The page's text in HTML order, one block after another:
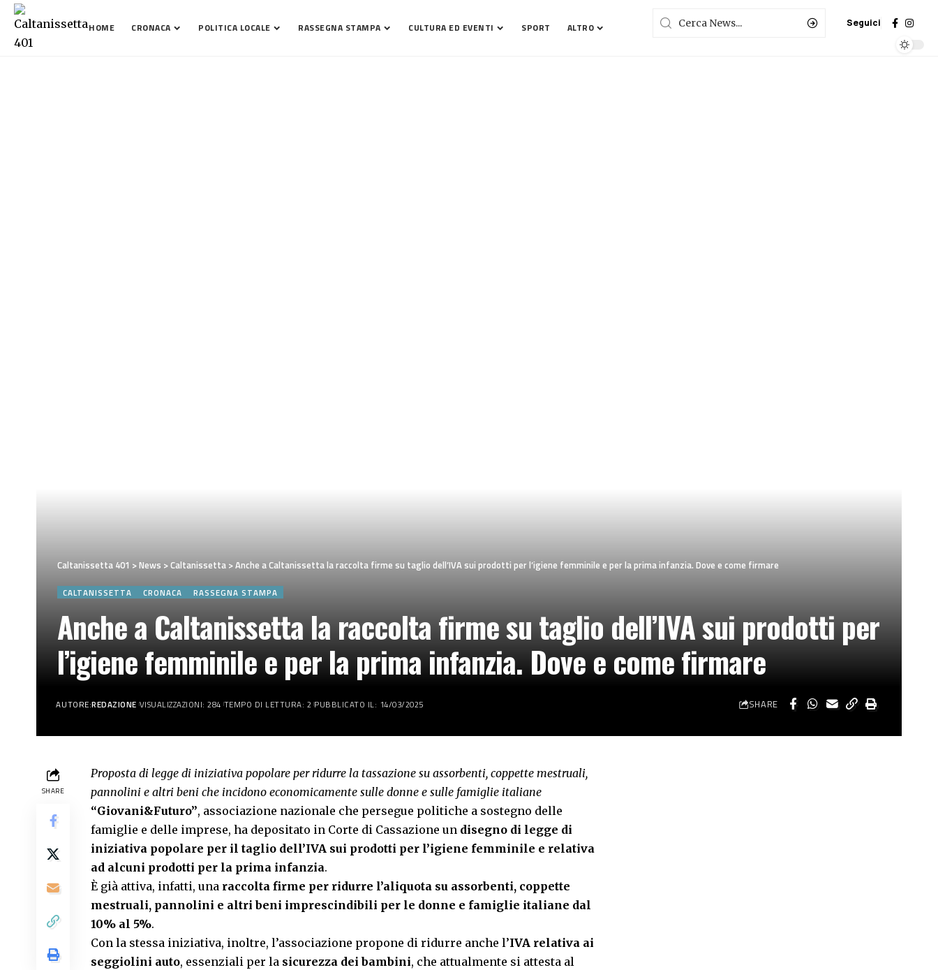
HOME CRONACA POLITICA LOCALE RASSEGNA STAMPA CULTURA ED EVENTI SPORT ALTRO Seguici
Caltanissetta 401 >News >Caltanissetta >Anche a Caltanissetta la raccolta firme su taglio dell’IVA sui prodotti per l’igiene femminile e per la prima infanzia. Dove e come firmare
CALTANISSETTA CRONACA RASSEGNA STAMPA
Anche a Caltanissetta la raccolta firme su taglio dell’IVA sui prodotti per
l’igiene femminile e per la prima infanzia. Dove e come firmare
AUTORE:REDAZIONE VISUALIZZAZIONI: 284 TEMPO DI LETTURA: 2 PUBBLICATO IL: 14/03/2025 SHARE
SHARE
Proposta di legge di iniziativa popolare per ridurre la tassazione su assorbenti, coppette mestruali,
pannolini e altri beni che incidono economicamente sulle donne e sulle famiglie italiane
“Giovani&Futuro”, associazione nazionale che persegue politiche a sostegno delle
famiglie e delle imprese, ha depositato in Corte di Cassazione un disegno di legge di
iniziativa popolare per il taglio dell’IVA sui prodotti per l’igiene femminile e relativa
ad alcuni prodotti per la prima infanzia.
È già attiva, infatti, una raccolta firme per ridurre l’aliquota su assorbenti, coppette
mestruali, pannolini e altri beni imprescindibili per le donne e famiglie italiane dal
10% al 5%.
Con la stessa iniziativa, inoltre, l’associazione propone di ridurre anche l’IVA relativa ai
seggiolini auto, essenziali per la sicurezza dei bambini, che attualmente si attesta al